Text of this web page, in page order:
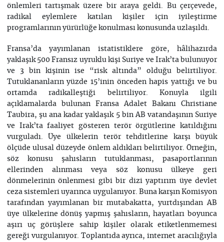
önlemleri tartışmak üzere bir araya geldi. Bu çerçevede,
radikal eylemlere katılan kişiler için iyileştirme
programlarının yürürlüğe konulması konusunda uzlaşıldı.
Fransa’da yayımlanan istatistiklere göre, hâlihazırda
yaklaşık 500 Fransız uyruklu kişi Suriye ve Irak’ta bulunuyor
ve 3 bin kişinin ise “risk altında” olduğu belirtiliyor.
Tutuklananların yüzde 15’inin önceden hapis yattığı ve bu
ortamda radikalleştiği belirtiliyor. Konuyla ilgili
açıklamalarda bulunan Fransa Adalet Bakanı Christiane
Taubira, şu ana kadar yaklaşık 5 bin AB vatandaşının Suriye
ve Irak’ta faaliyet gösteren terör örgütlerine katıldığını
vurguladı. Üye ülkelerin terör tehditlerine karşı büyük
ölçüde ulusal düzeyde önlem aldıkları belirtiliyor. Örneğin,
söz konusu şahısların tutuklanması, pasaportlarının
ellerinden alınması veya söz konusu ülkeye geri
dönmelerinin önlenmesi gibi bir dizi yaptırım üye devlet
ceza sistemleri uyarınca uygulanıyor. Buna karşın Komisyon
tarafından yayımlanan bir mutabakatta, yurtdışından AB
üye ülkelerine dönüş yapmış şahısların, hayatları boyunca
aşırı uç görüşlere sahip kişiler olarak etiketlenmemesi
gereği vurgulanıyor. Toplantıda ayrıca, internet aracılığıyla